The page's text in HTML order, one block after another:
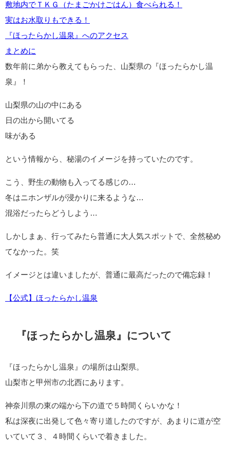
敷地内でＴＫＧ（たまごかけごはん）食べられる！
実はお水取りもできる！
『ほったらかし温泉』へのアクセス
まとめに
数年前に弟から教えてもらった、山梨県の『ほったらかし温
泉』！
山梨県の山の中にある
日の出から開いてる
味がある
という情報から、秘湯のイメージを持っていたのです。
こう、野生の動物も入ってる感じの…
冬はニホンザルが浸かりに来るような…
混浴だったらどうしよう…
しかしまぁ、行ってみたら普通に大人気スポットで、全然秘め
てなかった。笑
イメージとは違いましたが、普通に最高だったので備忘録！
【公式】ほったらかし温泉
『ほったらかし温泉』について
『ほったらかし温泉』の場所は山梨県。
山梨市と甲州市の北西にあります。
神奈川県の東の端から下の道で５時間くらいかな！
私は深夜に出発して色々寄り道したのですが、あまりに道が空
いていて３、４時間くらいで着きました。